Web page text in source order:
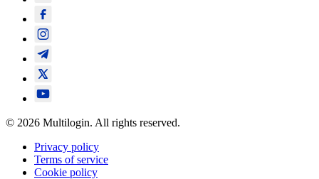
© 2026 Multilogin. All rights reserved.
Privacy policy
Terms of service
Cookie policy